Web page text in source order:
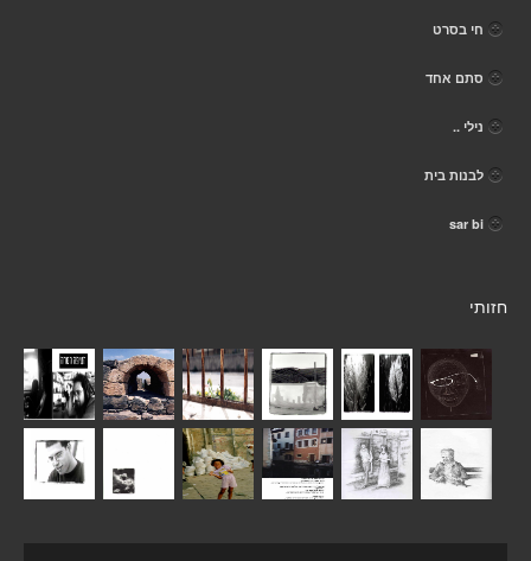
חי בסרט
סתם אחד
נילי ..
לבנות בית
sar bi
חזותי